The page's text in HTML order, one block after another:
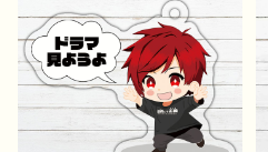
エイター 絵師 オリジナ
ル デザイン グッズ 半
袖シャツ デザイン コラ
ボ タイトル：豚王族（ホワ
イト） 作：んごミック C-3